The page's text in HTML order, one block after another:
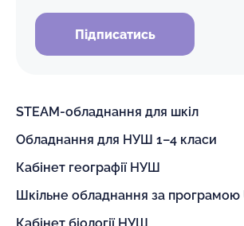
Підписатись
STEAM-обладнання для шкіл
Обладнання для НУШ 1–4 класи
Кабінет географії НУШ
Шкільне обладнання за